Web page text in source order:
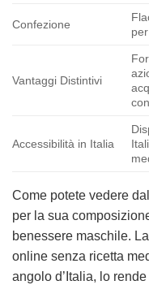
Confezione
Vantaggi Distintivi
Accessibilità in Italia
Come potete vedere
per la sua
benessere maschile.
online senza ricetta
angolo d’Italia, lo